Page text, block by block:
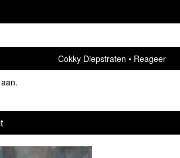
Cokky Diepstraten
Reageer
.